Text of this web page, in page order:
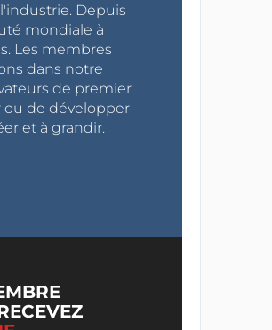
Depuis
mondiale à
Les membres
dans notre
de premier
ou de développer
et à grandir.